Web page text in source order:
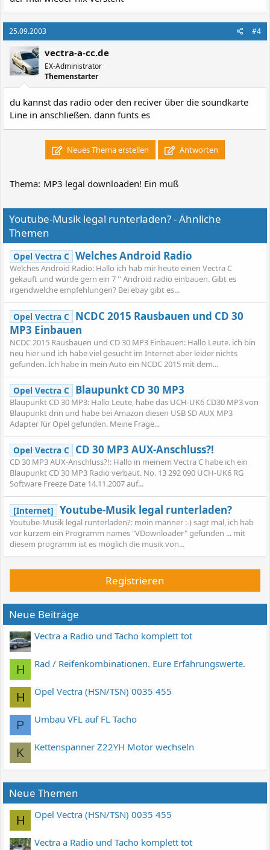
25.09.2003 #4
vectra-a-cc.de
EX-Administrator
Themenstarter
du kannst das radio oder den reciver über die soundkarte
Line in anschließen. dann funts es
Neues Thema erstellen Antworten
Thema: MP3 legal downloaden! Ein muß
Youtube-Musik legal runterladen? - Ähnliche
Themen
Opel Vectra C Welches Android Radio
Welches Android Radio: Hallo ich hab mir heute einen Vectra C
gekauft und würde gern ein 7 '' Android radio einbauen. Gibt es
irgendwelche empfehlungen? Bei ebay gibt es...
Opel Vectra C
NCDC 2015 Rausbauen und CD 30
MP3 Einbauen
NCDC 2015 Rausbauen und CD 30 MP3 Einbauen: Hallo Leute. ich bin
neu hier und ich habe viel gesucht im Internet aber leider nichts
gefunden. Ich habe in mein Auto ein NCDC 2015 mit dem...
Opel Vectra C Blaupunkt CD 30 MP3
Blaupunkt CD 30 MP3: Hallo Leute, habe das UCH-UK6 CD30 MP3 von
Blaupunkt drin und habe bei Amazon diesen USB SD AUX MP3
Adapter für Opel gefunden. Meine Frage...
Opel Vectra C CD 30 MP3 AUX-Anschluss?!
CD 30 MP3 AUX-Anschluss?!: Hallo in meinem Vectra C habe ich ein
Blaupunkt CD 30 MP3 Radio verbaut. No. 13 292 090 UCH-UK6 RG
Software Freeze Date 14.11.2007 auf...
[Internet] Youtube-Musik legal runterladen?
Youtube-Musik legal runterladen?: moin männer :-) sagt mal, ich hab
vor kurzem ein Programm names "VDownloader" gefunden ... mit
diesem programm ist es möglich die musik von...
Registrieren
Neue Beiträge
Vectra a Radio und Tacho komplett tot
H Rad / Reifenkombinationen. Eure Erfahrungswerte.
H Opel Vectra (HSN/TSN) 0035 455
P Umbau VFL auf FL Tacho
K Kettenspanner Z22YH Motor wechseln
Neue Themen
H Opel Vectra (HSN/TSN) 0035 455
Vectra a Radio und Tacho komplett tot